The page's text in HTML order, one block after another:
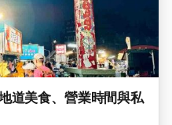
道美食、營業時間與私